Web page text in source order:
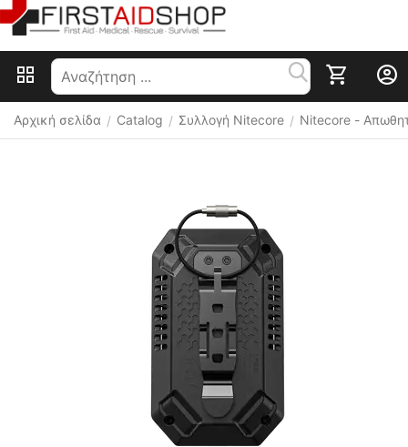
Αρχική σελίδα / Catalog / Συλλογή Nitecore / Nitecore -